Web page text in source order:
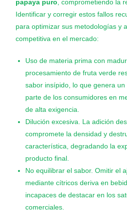
papaya puro , comprometiendo la
Identificar y corregir estos fallos
para optimizar sus metodologías y
competitiva en el mercado:
Uso de materia prima con
procesamiento de fruta verde
sabor insípido, lo que genera
parte de los consumidores en
de alta exigencia.
Dilución excesiva. La adición
compromete la densidad y
característica, degradando la
producto final.
No equilibrar el sabor. Omitir el
mediante cítricos deriva en
incapaces de destacar en los
comerciales.